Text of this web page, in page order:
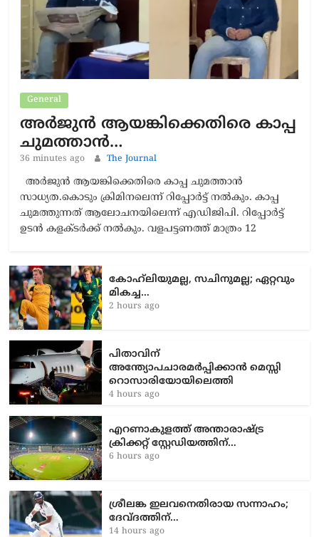
General
അർജുൻ ആയങ്കിക്കെതിരെ കാപ്പ
ചുമത്താൻ…
36 minutes ago The Journal
അർജുൻ ആയങ്കിക്കെതിരെ കാപ്പ ചുമത്താൻ
സാധ്യത.കൊടും ക്രിമിനലെന്ന് റിപ്പോർട്ട് നൽകും. കാപ്പ
ചുമത്തുന്നത് ആലോചനയിലെന്ന് എഡിജിപി. റിപ്പോർട്ട്
ഉടൻ കളക്ടർക്ക് നൽകും. വളപട്ടണത്ത് മാത്രം 12
കോഹ്‌ലിയുമല്ല, സചിനുമല്ല; ഏറ്റവും
മികച്ച…
2 hours ago
പിതാവിന്
അന്ത്യോപചാരമർപ്പിക്കാൻ മെസ്സി
റൊസാരിയോയിലെത്തി
4 hours ago
എറണാകുളത്ത് അന്താരാഷ്ട്ര
ക്രിക്കറ്റ് സ്റ്റേഡിയത്തിന്…
6 hours ago
ശ്രീലങ്ക ഇലവനെതിരായ സന്നാഹം;
ദേവ്ദത്തിന്…
14 hours ago